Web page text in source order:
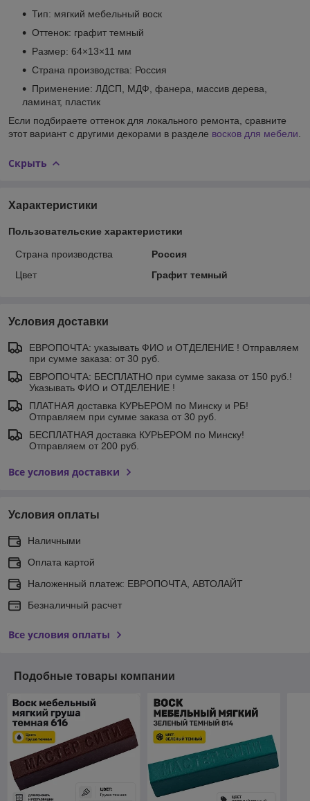
Тип: мягкий мебельный воск
Оттенок: графит темный
Размер: 64×13×11 мм
Страна производства: Россия
Применение: ЛДСП, МДФ, фанера, массив дерева,
ламинат, пластик
Если подбираете оттенок для локального ремонта, сравните
этот вариант с другими декорами в разделе восков для мебели
Скрыть
Характеристики
Пользовательские характеристики
Страна производства
Россия
Цвет
Графит темный
Условия доставки
ЕВРОПОЧТА: указывать ФИО и ОТДЕЛЕНИЕ ! Отправляем
при сумме заказа: от 30 руб.
ЕВРОПОЧТА: БЕСПЛАТНО при сумме заказа от 150 руб.!
Указывать ФИО и ОТДЕЛЕНИЕ !
ПЛАТНАЯ доставка КУРЬЕРОМ по Минску и РБ!
Отправляем при сумме заказа от 30 руб.
БЕСПЛАТНАЯ доставка КУРЬЕРОМ по Минску!
Отправляем от 200 руб.
Все условия доставки
Условия оплаты
Наличными
Оплата картой
Наложенный платеж: ЕВРОПОЧТА, АВТОЛАЙТ
Безналичный расчет
Все условия оплаты
Подобные товары компании